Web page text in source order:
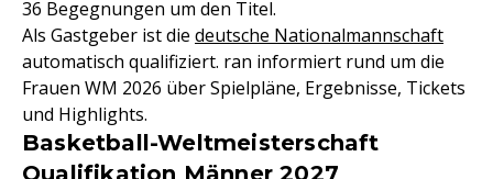
36 Begegnungen um den Titel.
Als Gastgeber ist die deutsche Nationalmannschaft
automatisch qualifiziert. ran informiert rund um die
Frauen WM 2026 über Spielpläne, Ergebnisse, Tickets
und Highlights.
Basketball-Weltmeisterschaft
Qualifikation Männer 2027